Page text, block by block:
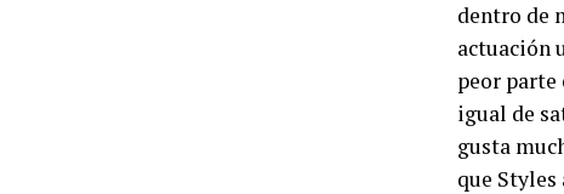
dentro de
actuación
peor parte
igual de
gusta
que Styles